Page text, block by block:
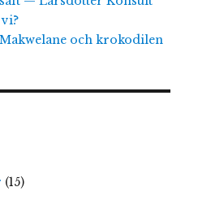
Makwelane och krokodilen
(15)